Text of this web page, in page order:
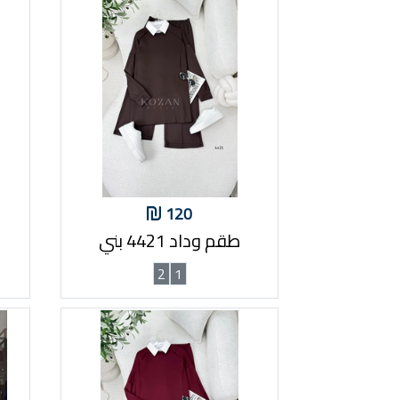
120
طقم وداد 4421 بني
1
2